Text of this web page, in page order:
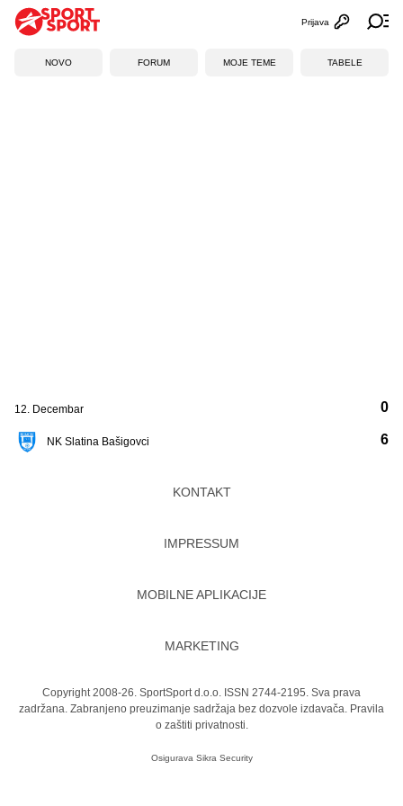
Otvori
Prijava
NOVO FORUM MOJE TEME TABELE
12. Decembar
NK Slatina Bašigovci
0
6
KONTAKT
IMPRESSUM
MOBILNE APLIKACIJE
MARKETING
Copyright 2008-26. SportSport d.o.o. ISSN 2744-2195. Sva prava
zadržana. Zabranjeno preuzimanje sadržaja bez dozvole izdavača. Pravila
o zaštiti privatnosti.
Osigurava Sikra Security